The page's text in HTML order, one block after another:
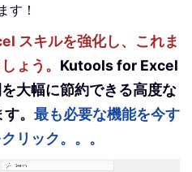
す！
スキルを強化し、これま
ょう。 Kutools for Excel
大幅に節約できる高度な
。 最も必要な機能を今す
リック。。。